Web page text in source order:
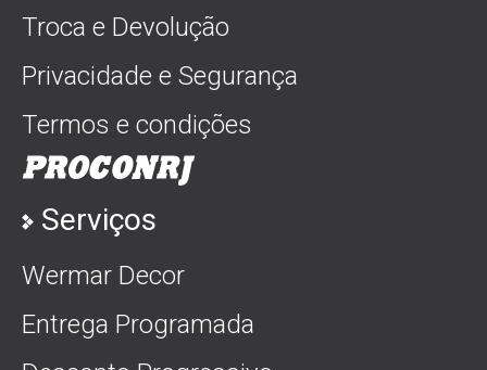
Troca e Devolução
Privacidade e Segurança
Termos e condições
Serviços
Wermar Decor
Entrega Programada